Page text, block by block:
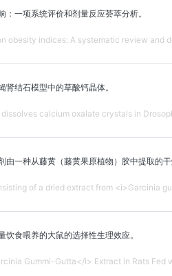
一项系统评价和剂量反应荟萃分析。
obesity indices: A systematic review and
结石模型中的草酸钙晶体。
calcium oxalate crystals in
一种从藤黄（藤黄果原植物）胶中提取的
of a dried extract from <i>Garcinia
食喂养的大鼠的选择性生理效应。
Gummi-Gutta</i> Extract in Rats Fed